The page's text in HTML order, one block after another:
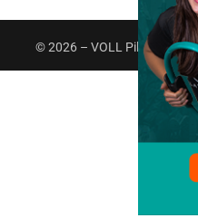
© 2026 – VOLL Pilates